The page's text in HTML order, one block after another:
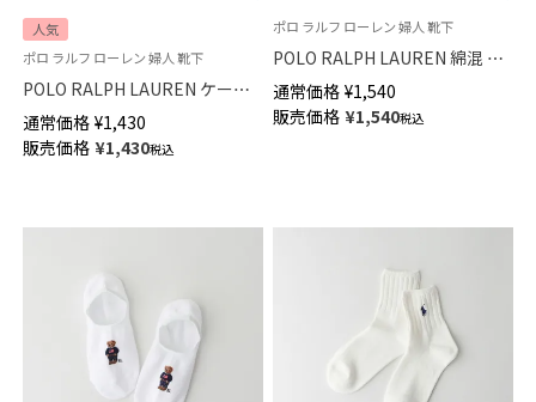
人気
ポロ ラルフ ローレン 婦人 靴下
POLO RALPH LAUREN ケーブ
ル柄 ワンポイント ショート丈
ソックス オーガニックコットン
混 レディース 03207386
通常価格 ¥1,430
販売価格 ¥1,430税込
ポロ ラルフ ローレン 婦人 靴下
POLO RALPH LAUREN 綿混 フ
ットカバー 深履き かかと滑り
止め付き カバーソックス レデ
ィース 03207940
通常価格 ¥1,540
販売価格 ¥1,540税込